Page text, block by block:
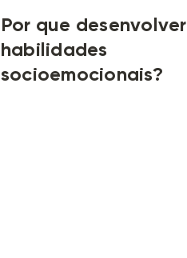
Por que desenvolver
habilidades
socioemocionais?